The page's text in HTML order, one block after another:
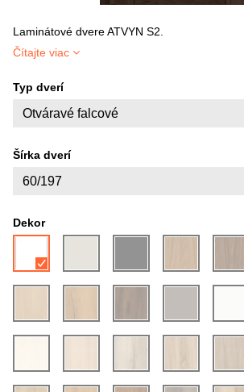
Laminátové dvere ATVYN S2.
Čítajte viac
Typ dverí
Šírka dverí
Dekor